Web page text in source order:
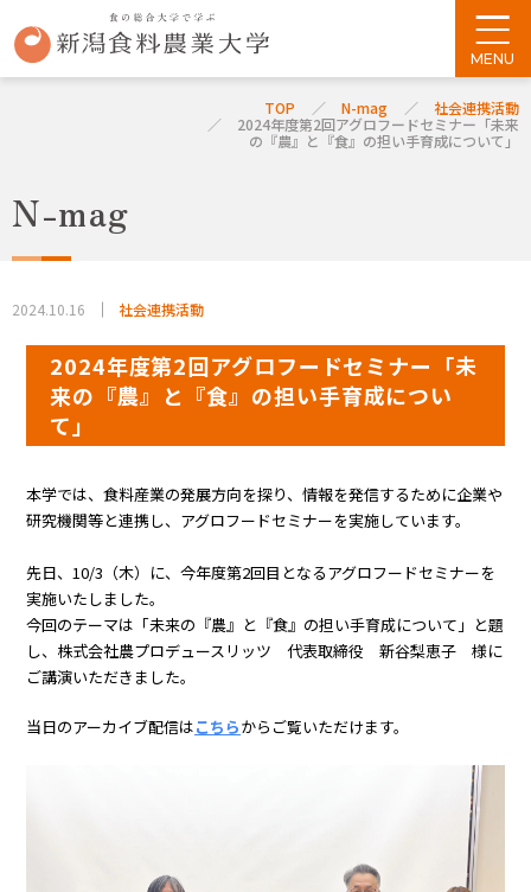
TOP N-mag
社会連携活動
2024年度第2回アグロフードセミナー「未来
の『農』と『食』の担い手育成について」
N-mag
2024.10.16 社会連携活動
2024年度第2回アグロフードセミナー「未
来の『農』と『食』の担い手育成につい
て」
本学では、食料産業の発展方向を探り、情報を発信するために企業や
研究機関等と連携し、アグロフードセミナーを実施しています。
先日、10/3（木）に、今年度第2回目となるアグロフードセミナーを
実施いたしました。
今回のテーマは「未来の『農』と『食』の担い手育成について」と題
し、株式会社農プロデュースリッツ 代表取締役 新谷梨恵子 様に
ご講演いただきました。
当日のアーカイブ配信はこちらからご覧いただけます。